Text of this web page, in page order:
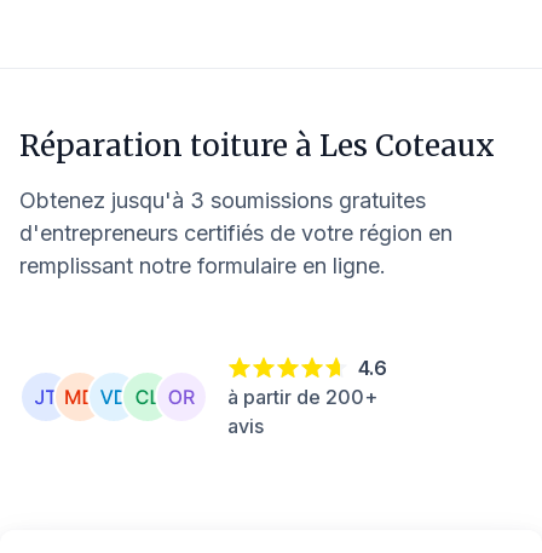
Réparation toiture à Les Coteaux
Obtenez jusqu'à 3 soumissions gratuites
d'entrepreneurs certifiés de votre région en
remplissant notre formulaire en ligne.
4.6
à partir de 200+
avis